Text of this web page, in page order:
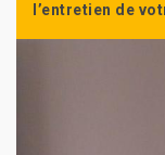
l’entretien de